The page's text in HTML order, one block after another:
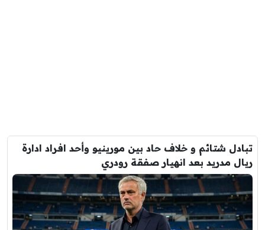
تبادل شتائم و خلاف حاد بين مورينيو وأحد افراد ادارة
ريال مدريد بعد انهيار صفقة رودري